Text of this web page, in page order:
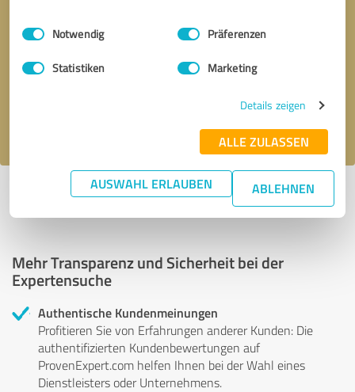
Impressum Datenschutzbestimmungen
Einwilligungsauswahl
Notwendig Präferenzen
Statistiken Marketing
Details zeigen
ALLE ZULASSEN
AUSWAHL ERLAUBEN ABLEHNEN
Bitte um Rückruf * Erforderliche Angaben
Profil aktiv seit 19.11.2025 | Letzte Aktualisierung: 19.11.2025|Profil
Mehr Transparenz und Sicherheit bei der
Expertensuche
Authentische Kundenmeinungen
Profitieren Sie von Erfahrungen anderer Kunden: Die
authentifizierten Kundenbewertungen auf
ProvenExpert.com helfen Ihnen bei der Wahl eines
Dienstleisters oder Unternehmens.